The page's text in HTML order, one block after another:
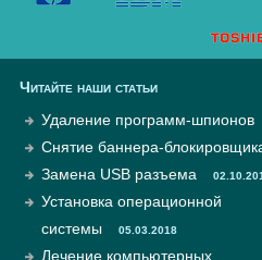
Читайте наши статьи
Удаление программ-шпионов
Снятие баннера-
Замена USB разъема
Установка операционной
системы
05.03.2018
Лечение компьютерных